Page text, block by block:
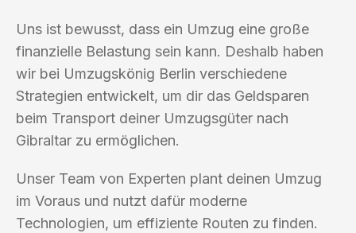
Uns ist bewusst, dass ein Umzug eine große
finanzielle Belastung sein kann. Deshalb haben
wir bei Umzugskönig Berlin verschiedene
Strategien entwickelt, um dir das Geldsparen
beim Transport deiner Umzugsgüter nach
Gibraltar zu ermöglichen.
Unser Team von Experten plant deinen Umzug
im Voraus und nutzt dafür moderne
Technologien, um effiziente Routen zu finden.